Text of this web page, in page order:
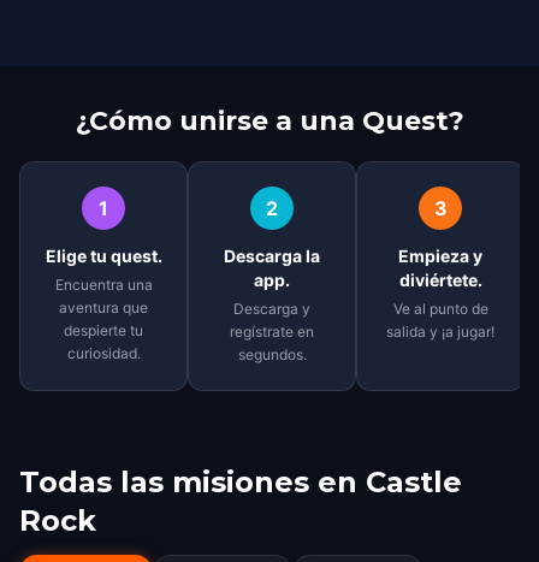
¿Cómo unirse a una Quest?
1
Elige tu quest.
Encuentra una
aventura que
despierte tu
curiosidad.
2
Descarga la
app.
Descarga y
regístrate en
segundos.
3
Empieza y
diviértete.
Ve al punto de
salida y ¡a jugar!
Todas las misiones en Castle
Rock